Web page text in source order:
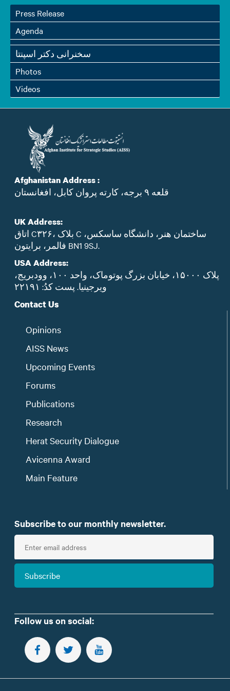
Press Release
Agenda
سخنرانی دکتر اسپنتا
Photos
Videos
Afghanistan Address :
قلعه ۹ برجه، کارته پروان کابل، افغانستان
UK Address:
اتاق C۳۲۶، بلاک C ساختمان هنر، دانشگاه ساسکس،
فالمر، برایتون BN1 9SJ.
USA Address:
پلاک ۱۵۰۰۰، خیابان بزرگ پوتوماک، واحد ۱۰۰، وودبریج،
ویرجینیا. پست‌ کدُ: ۲۲۱۹۱
Contact Us
Opinions
AISS News
Upcoming Events
Forums
Publications
Research
Herat Security Dialogue
Avicenna Award
Main Feature
Subscribe to our monthly newsletter.
E
t
m
Subscribe
Follow us on social:
FOLLOW US ON FACEBOOK
FOLLOW US ON TWITTER
SUBSCRIBE TO OUR YOUTUBE CHANNEL